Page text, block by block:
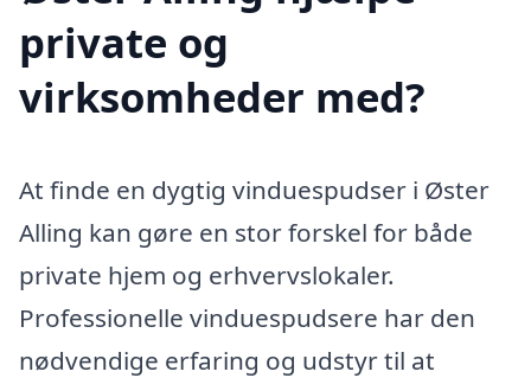
private og
virksomheder med?
At finde en dygtig vinduespudser i Øster
Alling kan gøre en stor forskel for både
private hjem og erhvervslokaler.
Professionelle vinduespudsere har den
nødvendige erfaring og udstyr til at